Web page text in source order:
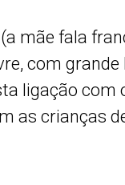
mãe fala
com
ligação
as crianças